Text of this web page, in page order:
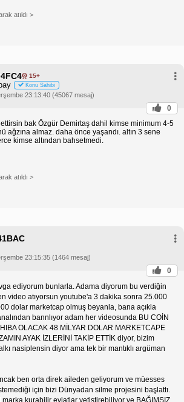
atıldı >
15+
Konu Sahibi
23:13:40 (45067 mesaj)
0
bak Özgür Demirtaş dahil kimse minimum 4-5
ağzına almaz. daha önce yaşandı. altın 3 sene
kimse altından bahsetmedi.
atıldı >
23:15:35 (1464 mesaj)
0
ediyorum bunlarla. Adama diyorum bu verdiğin
video atıyorsun youtube'a 3 dakika sonra 25.000
dolar marketcap olmuş beyanla, bana açıkla
bannlıyor adam her videosunda BU COİN
OLACAK 48 MİLYAR DOLAR MARKETCAPE
AYAK İZLERİNİ TAKİP ETTİK diyor, bizim
nasiplensin diyor ama tek bir mantıklı argüman
ben orta direk aileden geliyorum ve müesses
için bizi Dünyadan silme projesini başlattı.
kurabilir evlatlar yetiştirebiliyor ve BAĞIMSIZ